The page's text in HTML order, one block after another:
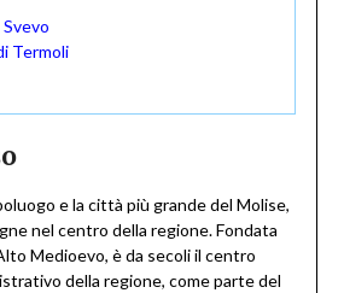
Termoli
e la città più grande del Molise,
nel centro della regione. Fondata
Medioevo, è da secoli il centro
della regione, come parte del